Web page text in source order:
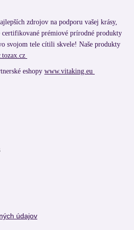
zdrojov na podporu vašej krásy,
certifikované prémiové prírodné produkty
svojom tele cítili skvele! Naše produkty
eshopy www.vitaking.eu
údajov